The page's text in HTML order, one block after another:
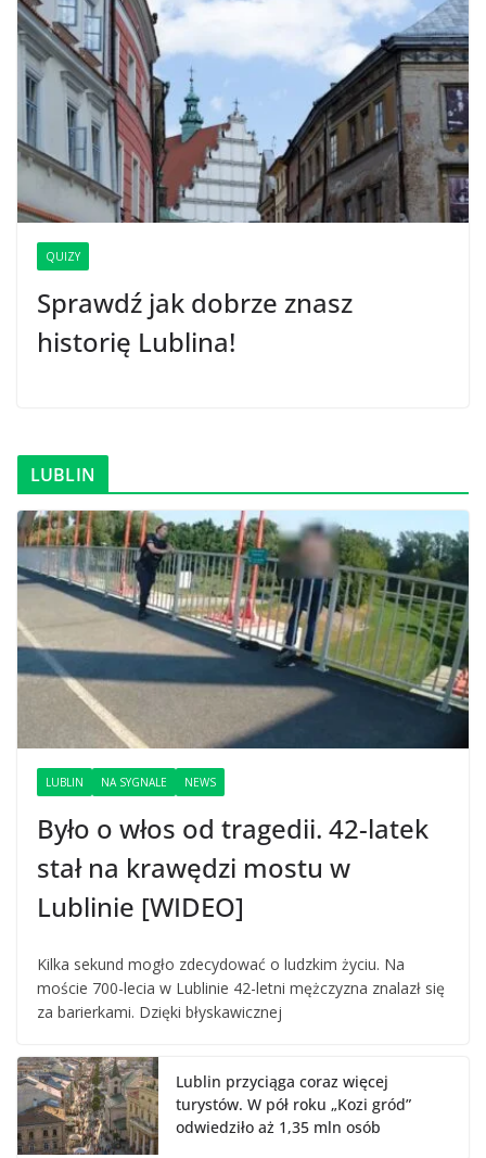
QUIZY
Sprawdź jak dobrze znasz
historię Lublina!
LUBLIN
LUBLIN NA SYGNALE NEWS
Było o włos od tragedii. 42-latek
stał na krawędzi mostu w
Lublinie [WIDEO]
Kilka sekund mogło zdecydować o ludzkim życiu. Na
moście 700-lecia w Lublinie 42-letni mężczyzna znalazł się
za barierkami. Dzięki błyskawicznej
Lublin przyciąga coraz więcej
turystów. W pół roku „Kozi gród”
odwiedziło aż 1,35 mln osób